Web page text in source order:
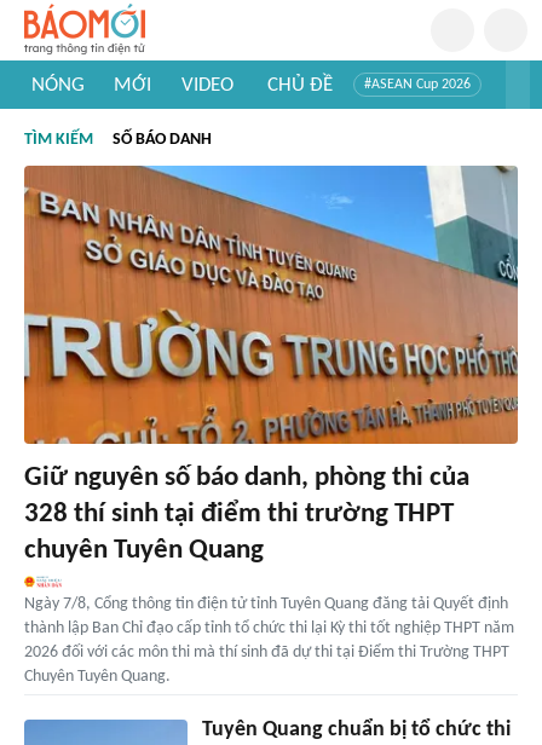
NÓNG MỚI VIDEO CHỦ ĐỀ #ASEAN Cup 2026
#Khám phá thế giới
TÌM KIẾM SỐ BÁO DANH
Giữ nguyên số báo danh, phòng thi của
328 thí sinh tại điểm thi trường THPT
chuyên Tuyên Quang
Ngày 7/8, Cổng thông tin điện tử tỉnh Tuyên Quang đăng tải Quyết định
thành lập Ban Chỉ đạo cấp tỉnh tổ chức thi lại Kỳ thi tốt nghiệp THPT năm
2026 đối với các môn thi mà thí sinh đã dự thi tại Điểm thi Trường THPT
Chuyên Tuyên Quang.
Tuyên Quang chuẩn bị tổ chức thi